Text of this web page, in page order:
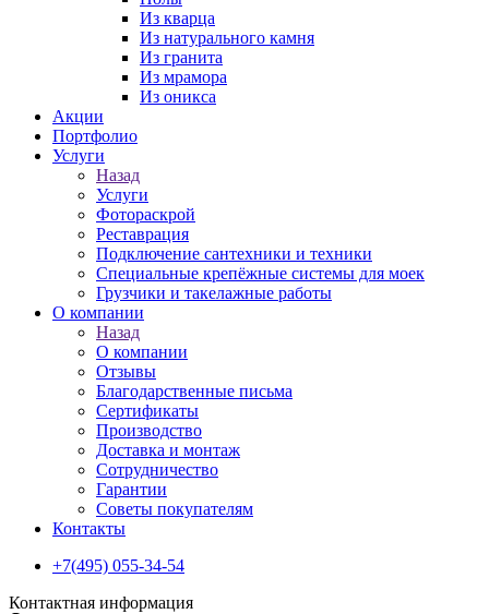
Из кварца
Из натурального камня
Из гранита
Из мрамора
Из оникса
Акции
Портфолио
Услуги
Назад
Услуги
Фотораскрой
Реставрация
Подключение сантехники и техники
Специальные крепёжные системы для моек
Грузчики и такелажные работы
О компании
Назад
О компании
Отзывы
Благодарственные письма
Сертификаты
Производство
Доставка и монтаж
Сотрудничество
Гарантии
Советы покупателям
Контакты
+7(495) 055-34-54
Контактная информация